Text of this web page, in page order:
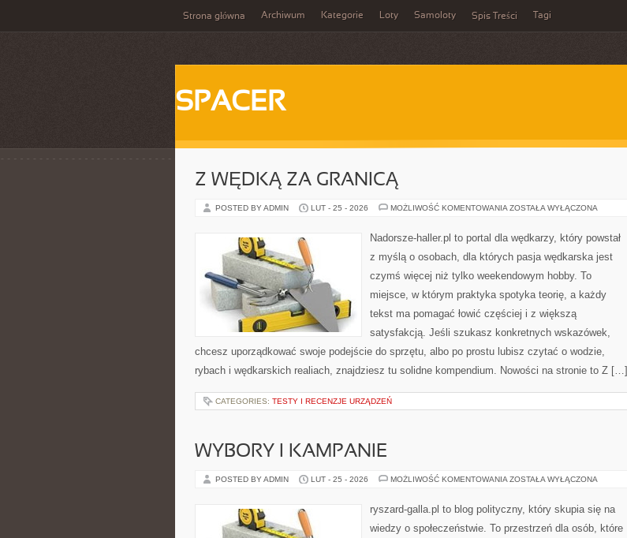
Strona główna Archiwum Kategorie Loty Samoloty Spis Treści Tagi
SPACER
Z WĘDKĄ ZA GRANICĄ
POSTED BY ADMIN LUT - 25 - 2026 MOŻLIWOŚĆ KOMENTOWANIA Z
GRANICĄ
ZOSTAŁA WYŁĄCZONA
Nadorsze-haller.pl to portal dla wędkarzy, który powstał
z myślą o osobach, dla których pasja wędkarska jest
czymś więcej niż tylko weekendowym hobby. To
miejsce, w którym praktyka spotyka teorię, a każdy
tekst ma pomagać łowić częściej i z większą
satysfakcją. Jeśli szukasz konkretnych wskazówek,
chcesz uporządkować swoje podejście do sprzętu, albo po prostu lubisz czytać o wodzie,
rybach i wędkarskich realiach, znajdziesz tu solidne kompendium. Nowości na stronie to Z […]
CATEGORIES: TESTY I RECENZJE URZĄDZEŃ
WYBORY I KAMPANIE
POSTED BY ADMIN LUT - 25 - 2026 MOŻLIWOŚĆ KOMENTOWANIA WYBORY
ZOSTAŁA WYŁĄCZONA
ryszard-galla.pl to blog polityczny, który skupia się na
wiedzy o społeczeństwie. To przestrzeń dla osób, które